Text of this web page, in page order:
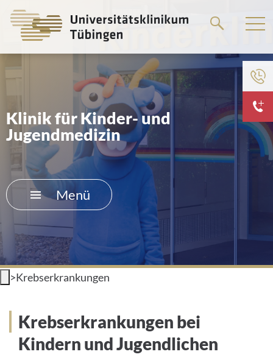
zum
Klinik für Kinder- und
Jugendmedizin
Menü
>Krebserkrankungen
Krebserkrankungen bei
Kindern und Jugendlichen